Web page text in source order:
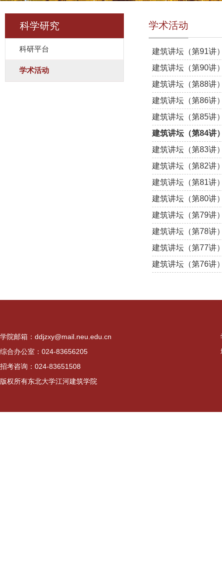
科学研究
科研平台
学术活动
学术活动
建筑讲坛（第91讲
建筑讲坛（第90讲
建筑讲坛（第88讲
建筑讲坛（第86讲
建筑讲坛（第85讲
建筑讲坛（第84讲
建筑讲坛（第83讲
建筑讲坛（第82讲
建筑讲坛（第81讲
建筑讲坛（第80讲
建筑讲坛（第79讲
建筑讲坛（第78讲
建筑讲坛（第77讲
建筑讲坛（第76讲
学院邮箱：ddjzxy@mail.neu.edu.cn
综合办公室：024-83656205
招考咨询：024-83651508
版权所有东北大学江河建筑学院